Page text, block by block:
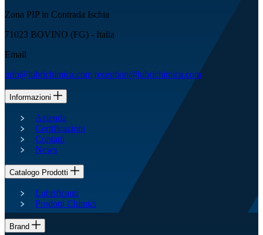
Zona PIP in Contrada Ischia
71023 BOVINO (FG) - Italia
Email
info@lubrichimica.com reception@lubrichimica.com
Informazioni
Azienda
Certificazioni
Contatti
News
Catalogo Prodotti
Lubrificanti
Prodotti Chimici
Brand